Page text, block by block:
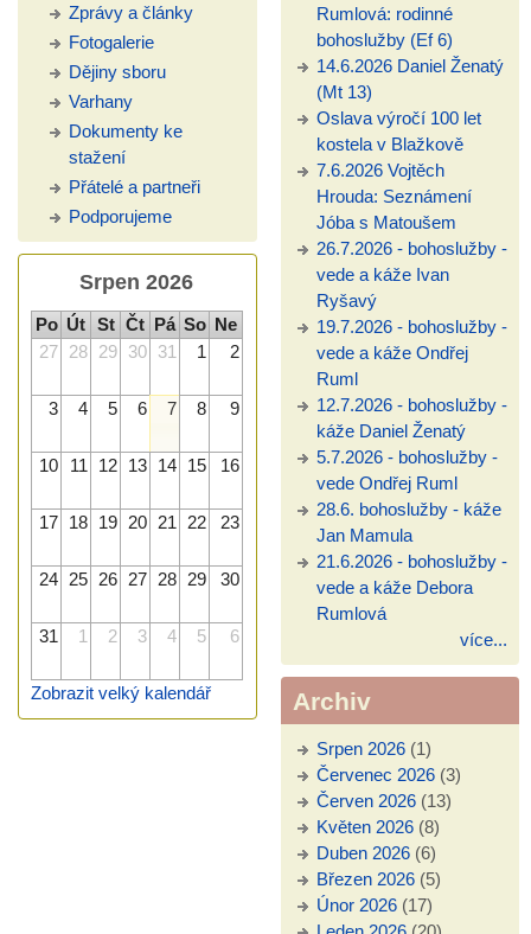
Zprávy a články
Fotogalerie
Dějiny sboru
Varhany
Dokumenty ke
stažení
Přátelé a partneři
Podporujeme
Srpen 2026
Po Út St Čt Pá So Ne
27 28 29 30 31 1 2
3 4 5 6 7 8 9
10 11 12 13 14 15 16
17 18 19 20 21 22 23
24 25 26 27 28 29 30
31 1 2 3 4 5 6
Zobrazit velký kalendář
Rumlová: rodinné
bohoslužby (Ef 6)
14.6.2026 Daniel Ženatý
(Mt 13)
Oslava výročí 100 let
kostela v Blažkově
7.6.2026 Vojtěch
Hrouda: Seznámení
Jóba s Matoušem
26.7.2026 - bohoslužby -
vede a káže Ivan
Ryšavý
19.7.2026 - bohoslužby -
vede a káže Ondřej
Ruml
12.7.2026 - bohoslužby -
káže Daniel Ženatý
5.7.2026 - bohoslužby -
vede Ondřej Ruml
28.6. bohoslužby - káže
Jan Mamula
21.6.2026 - bohoslužby -
vede a káže Debora
Rumlová
více...
Archiv
Srpen 2026(1)
Červenec 2026(3)
Červen 2026(13)
Květen 2026(8)
Duben 2026(6)
Březen 2026(5)
Únor 2026(17)